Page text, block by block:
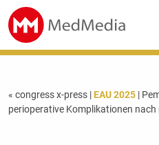
« congress x-press | EAU 2025|
perioperative Komplikationen